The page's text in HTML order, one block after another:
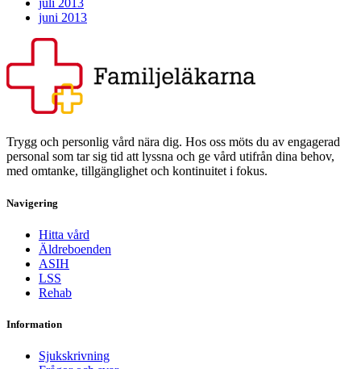
juli 2013
juni 2013
Trygg och personlig vård nära dig. Hos oss möts du av engagerad
personal som tar sig tid att lyssna och ge vård utifrån dina behov,
med omtanke, tillgänglighet och kontinuitet i fokus.
Navigering
Hitta vård
Äldreboenden
ASIH
LSS
Rehab
Information
Sjukskrivning